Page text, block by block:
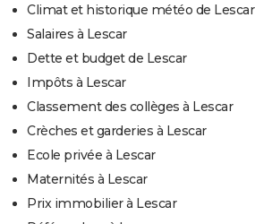
Climat et historique météo de Lescar
Salaires à Lescar
Dette et budget de Lescar
Impôts à Lescar
Classement des collèges à Lescar
Crèches et garderies à Lescar
Ecole privée à Lescar
Maternités à Lescar
Prix immobilier à Lescar